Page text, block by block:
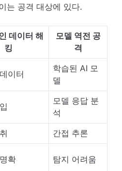
는 공격 대상에 있다.
데이터 해
킹
모델 역전 공
격
이터
학습된 AI 모
델
모델 응답 분
석
간접 추론
확 탐지 어려움